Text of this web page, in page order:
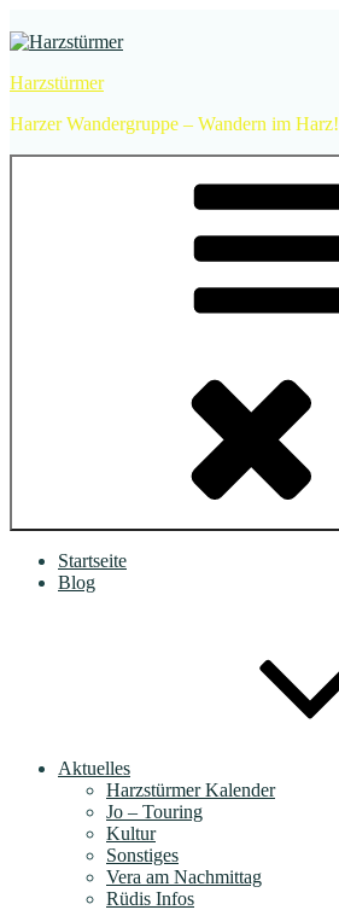
Inhalt
Harzstürmer
Harzer Wandergruppe – Wandern im Harz!
Startseite
Blog
Aktuelles
Harzstürmer Kalender
Jo – Touring
Kultur
Sonstiges
Vera am Nachmittag
Rüdis Infos